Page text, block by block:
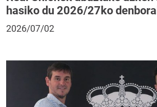
hasiko du 2026/27ko
2026/07/02